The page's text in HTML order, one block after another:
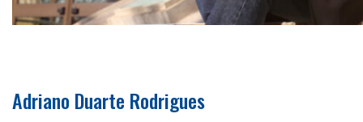
Adriano Duarte Rodrigues